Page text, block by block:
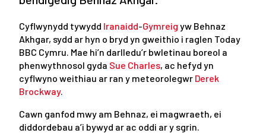
Cyflwynydd tywydd Iranaidd-Gymreig yw Behnaz
Akhgar, sydd ar hyn o bryd yn gweithio i raglen Today
BBC Cymru. Mae hi’n darlledu’r bwletinau boreol a
phenwythnosol gyda Sue Charles, ac hefyd yn
cyflwyno weithiau ar ran y meteorolegwr Derek
Brockway.
Cawn ganfod mwy am Behnaz, ei magwraeth, ei
diddordebau a’i bywyd ar ac oddi ar y sgrin.